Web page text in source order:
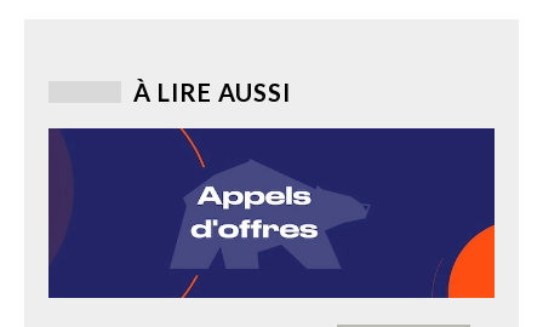
À LIRE AUSSI